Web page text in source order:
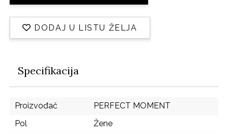
DODAJ U LISTU ŽELJA
Specifikacija
Proizvođač
PERFECT MOMENT
Pol
Žene